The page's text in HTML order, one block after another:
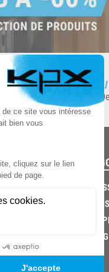
PARLET'S CLIC